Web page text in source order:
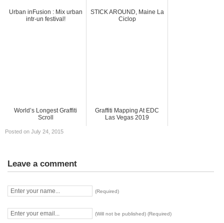
Urban inFusion : Mix urban
intr-un festival!
STICK AROUND, Maine La
Ciclop
World’s Longest Graffiti
Scroll
Graffiti Mapping At EDC
Las Vegas 2019
Posted on July 24, 2015
Leave a comment
(Required)
(Will not be published) (Required)